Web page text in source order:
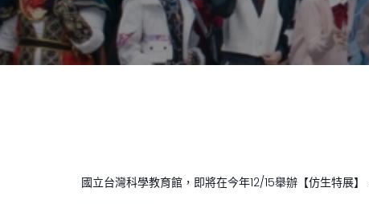
國立台灣科學教育館，即將在今年12/15舉辦【仿生特展